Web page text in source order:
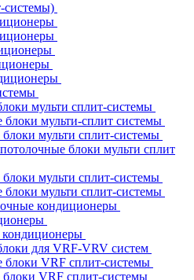
системы)
мульти сплит-системы
блоки мульти-сплит системы
мульти сплит-системы
блоки мульти сплит
мульти сплит-системы
блоки мульти сплит-системы
кондиционеры
для VRF-VRV систем
блоки VRF сплит-системы
блоки VRF сплит-системы